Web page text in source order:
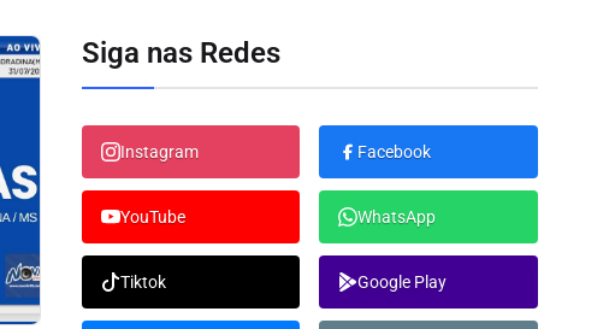
Siga nas Redes
Instagram Facebook
YouTube WhatsApp
Tiktok Google Play